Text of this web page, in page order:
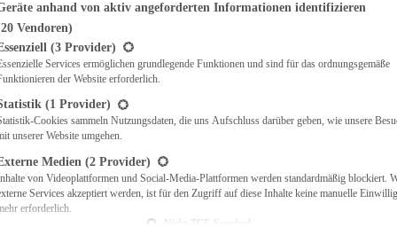
& QUICHES
anhand von aktiv angeforderten Informationen identifizieren
Vendoren)
eine Liste der Service-Gruppen, für die eine Einwilligung erteilt werden
(3 Provider)
Services ermöglichen grundlegende Funktionen und sind für das ordnungsgemäße
der Website erforderlich.
(1 Provider)
Cookies sammeln Nutzungsdaten, die uns Aufschluss darüber geben, wie unsere
unserer Website umgehen.
Medien (2 Provider)
von Videoplattformen und Social-Media-Plattformen werden standardmäßig blockiert.
Services akzeptiert werden, ist für den Zugriff auf diese Inhalte keine manuelle
erforderlich.
Nicht-TCF-Standard